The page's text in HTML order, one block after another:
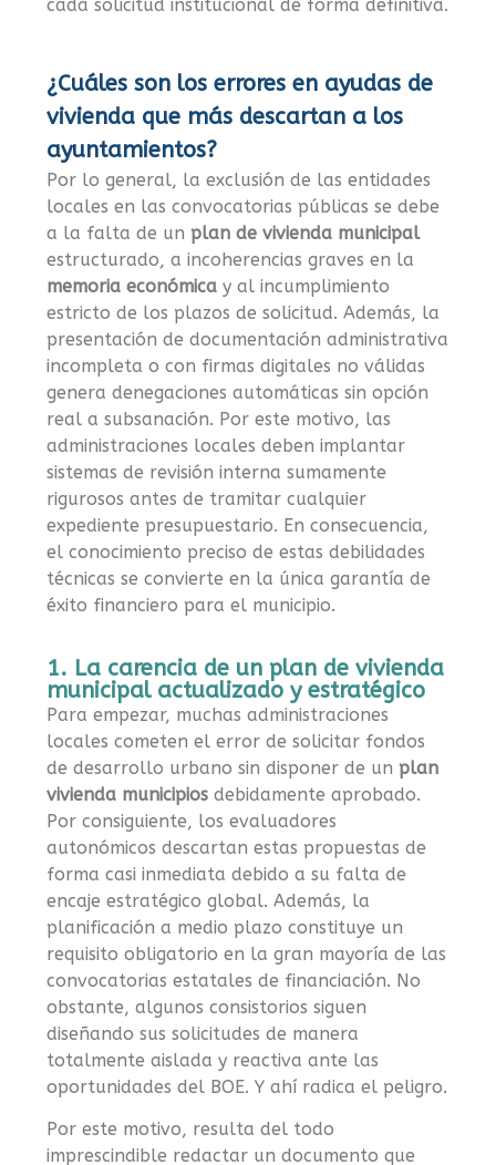
cada solicitud institucional de forma definitiva.
¿Cuáles son los errores en ayudas de
vivienda que más descartan a los
ayuntamientos?
Por lo general, la exclusión de las entidades
locales en las convocatorias públicas se debe
a la falta de un plan de vivienda municipal
estructurado, a incoherencias graves en la
memoria económica y al incumplimiento
estricto de los plazos de solicitud. Además, la
presentación de documentación administrativa
incompleta o con firmas digitales no válidas
genera denegaciones automáticas sin opción
real a subsanación. Por este motivo, las
administraciones locales deben implantar
sistemas de revisión interna sumamente
rigurosos antes de tramitar cualquier
expediente presupuestario. En consecuencia,
el conocimiento preciso de estas debilidades
técnicas se convierte en la única garantía de
éxito financiero para el municipio.
1. La carencia de un plan de vivienda
municipal actualizado y estratégico
Para empezar, muchas administraciones
locales cometen el error de solicitar fondos
de desarrollo urbano sin disponer de un plan
vivienda municipios debidamente aprobado.
Por consiguiente, los evaluadores
autonómicos descartan estas propuestas de
forma casi inmediata debido a su falta de
encaje estratégico global. Además, la
planificación a medio plazo constituye un
requisito obligatorio en la gran mayoría de las
convocatorias estatales de financiación. No
obstante, algunos consistorios siguen
diseñando sus solicitudes de manera
totalmente aislada y reactiva ante las
oportunidades del BOE. Y ahí radica el peligro.
Por este motivo, resulta del todo
imprescindible redactar un documento que